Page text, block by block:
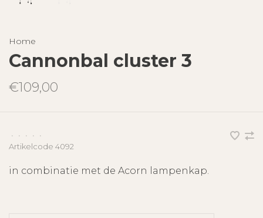
Home
Cannonbal cluster 3
€109,00
• • • •
•
Artikelcode 4092
in combinatie met de Acorn lampenkap.